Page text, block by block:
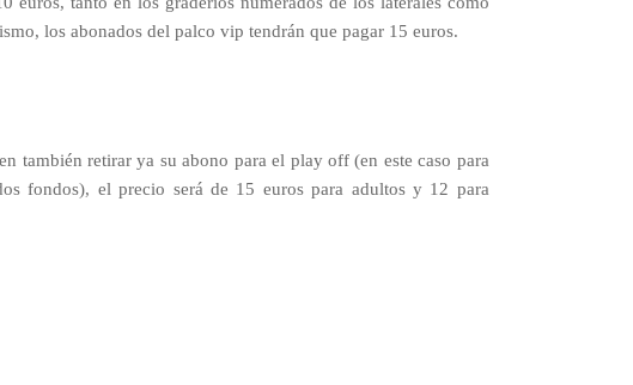
los abonados del palco vip tendrán que pagar 15 euros.
también retirar ya su abono para el play off (en este caso para
fondos), el precio será de 15 euros para adultos y 12 para